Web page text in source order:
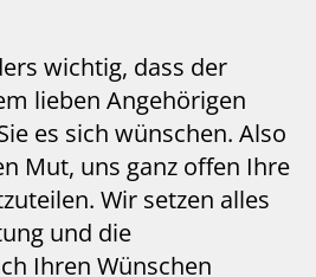
wichtig, dass der
lieben Angehörigen
es sich wünschen. Also
Mut, uns ganz offen Ihre
Wir setzen alles
und die
Ihren Wünschen